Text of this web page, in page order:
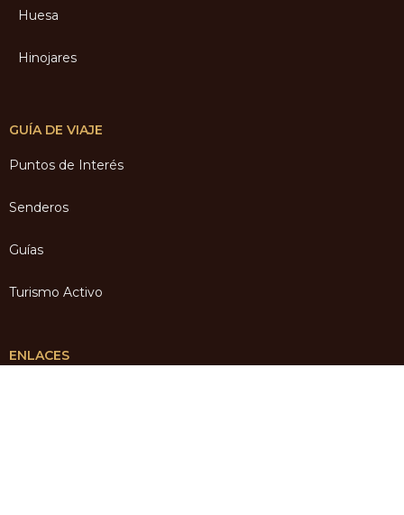
Huesa
Hinojares
GUÍA DE VIAJE
Puntos de Interés
Senderos
Guías
Turismo Activo
ENLACES